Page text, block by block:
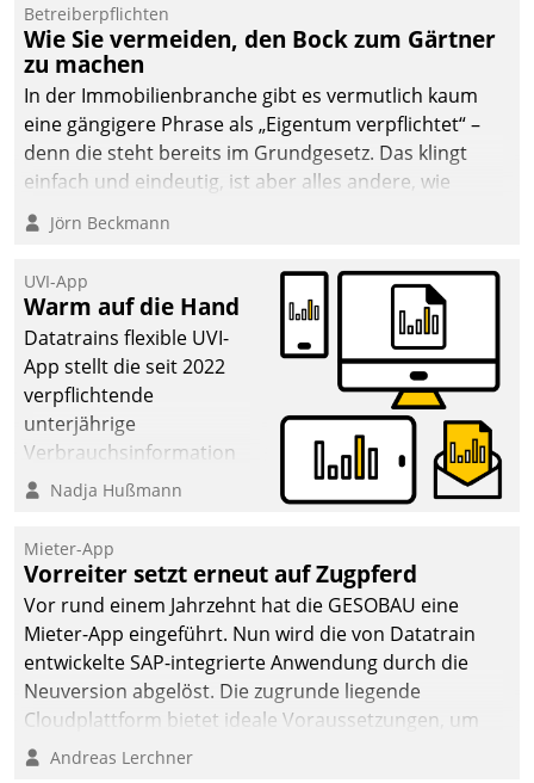
Betreiberpflichten
Wie Sie vermeiden, den Bock zum Gärtner
zu machen
In der Immobilienbranche gibt es vermutlich kaum
eine gängigere Phrase als „Eigentum verpflichtet“ –
denn die steht bereits im Grundgesetz. Das klingt
einfach und eindeutig, ist aber alles andere, wie
Branchenbeschäftigte wissen. Denn mit der
Verantwortung folgen Verpflichtungen.
Jörn Beckmann
UVI-App
Warm auf die Hand
Datatrains flexible UVI-
App stellt die seit 2022
verpflichtende
unterjährige
Verbrauchsinformation
schnell, zuverlässig und
Die monatlichen
Mitteilungen zum
Heizungs- und
Wasserverbrauch gehen
automatisiert, vollständig
und auf Wunsch über
mehrere zuvor
Kommunikationswege bei
Nadja Hußmann
Mieter-App
Vorreiter setzt erneut auf Zugpferd
Vor rund einem Jahrzehnt hat die GESOBAU eine
Mieter-App eingeführt. Nun wird die von Datatrain
entwickelte SAP-integrierte Anwendung durch die
Neuversion abgelöst. Die zugrunde liegende
Cloudplattform bietet ideale Voraussetzungen, um
die Funktionalität der App zu erweitern und weitere
Andreas Lerchner